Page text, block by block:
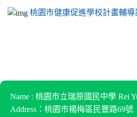
桃園市健康促進學校計畫輔導
Name : 桃園市立瑞原國民中學 Rei
Address：桃園市楊梅區民豐路69號